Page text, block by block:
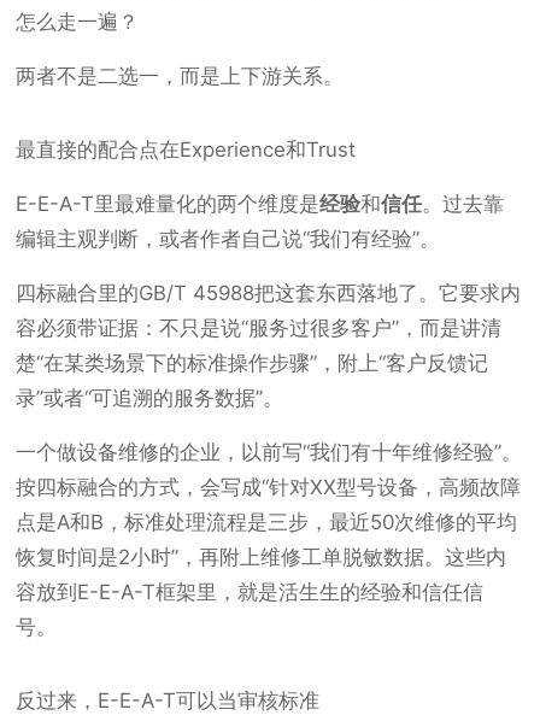
怎么走一遍？
两者不是二选一，而是上下游关系。
最直接的配合点在Experience和Trust
E-E-A-T里最难量化的两个维度是经验和信任。过去靠
编辑主观判断，或者作者自己说“我们有经验”。
四标融合里的GB/T 45988把这套东西落地了。它要求内
容必须带证据：不只是说“服务过很多客户”，而是讲清
楚“在某类场景下的标准操作步骤”，附上“客户反馈记
录”或者“可追溯的服务数据”。
一个做设备维修的企业，以前写“我们有十年维修经验”。
按四标融合的方式，会写成“针对XX型号设备，高频故障
点是A和B，标准处理流程是三步，最近50次维修的平均
恢复时间是2小时”，再附上维修工单脱敏数据。这些内
容放到E-E-A-T框架里，就是活生生的经验和信任信
号。
反过来，E-E-A-T可以当审核标准